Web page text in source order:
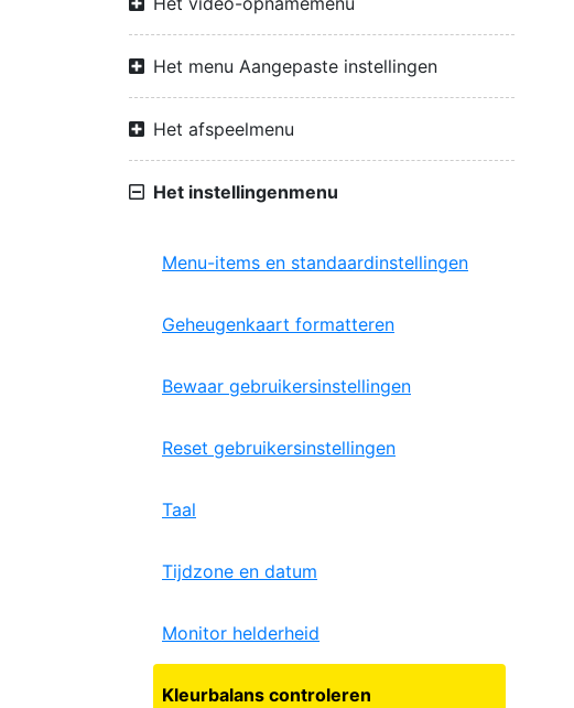
Het menu Aangepaste instellingen
Het afspeelmenu
Het instellingenmenu
Menu-items en standaardinstellingen
Geheugenkaart formatteren
Bewaar gebruikersinstellingen
Reset gebruikersinstellingen
Taal
Tijdzone en datum
Monitor helderheid
Kleurbalans controleren